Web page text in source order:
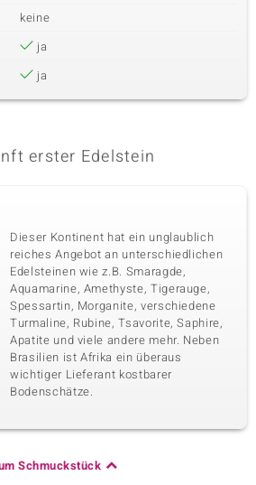
keine
ja
ja
erster Edelstein
Dieser Kontinent hat ein unglaublich
reiches Angebot an unterschiedlichen
Edelsteinen wie z.B. Smaragde,
Aquamarine, Amethyste, Tigerauge,
Spessartin, Morganite, verschiedene
Turmaline, Rubine, Tsavorite, Saphire,
Apatite und viele andere mehr. Neben
Brasilien ist Afrika ein überaus
wichtiger Lieferant kostbarer
Bodenschätze.
Schmuckstück